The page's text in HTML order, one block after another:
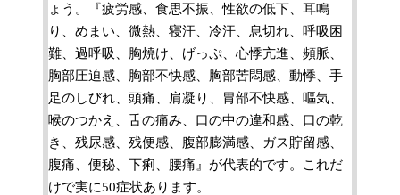
ょう。『疲労感、食思不振、性欲の低下、耳鳴
り、めまい、微熱、寝汗、冷汗、息切れ、呼吸困
難、過呼吸、胸焼け、げっぷ、心悸亢進、頻脈、
胸部圧迫感、胸部不快感、胸部苦悶感、動悸、手
足のしびれ、頭痛、肩凝り、胃部不快感、嘔気、
喉のつかえ、舌の痛み、口の中の違和感、口の乾
き、残尿感、残便感、腹部膨満感、ガス貯留感、
腹痛、便秘、下痢、腰痛』が代表的です。これだ
けで実に50症状あります。